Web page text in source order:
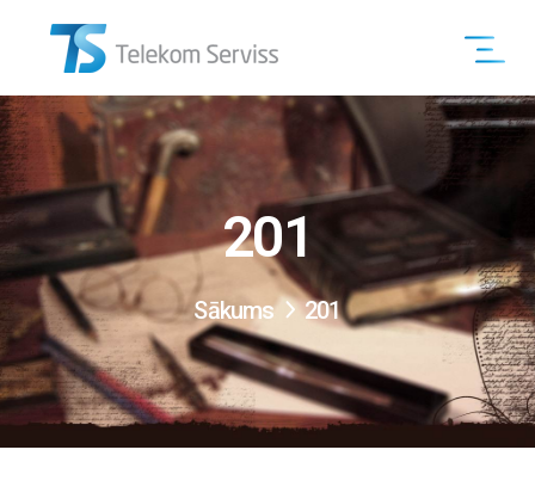
201
Sākums 201